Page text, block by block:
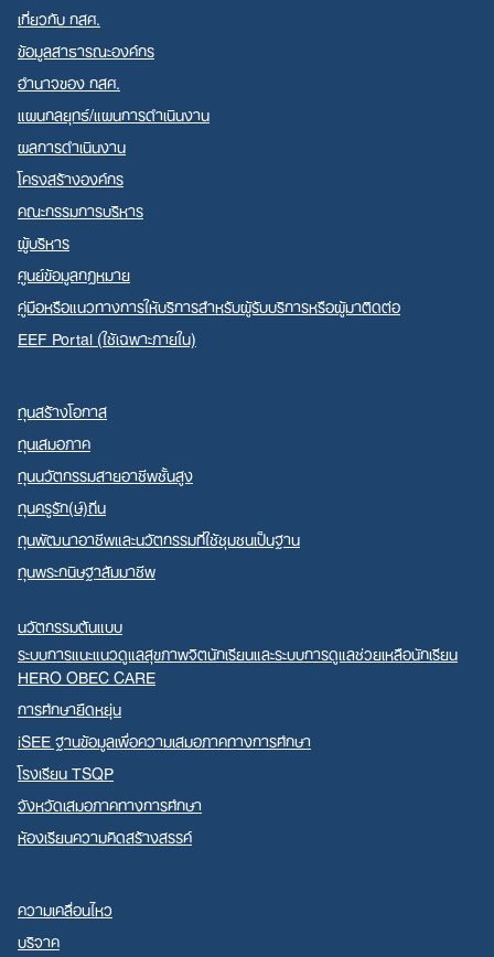
Search
for:
เกี่ยวกับ กสศ.
ข้อมูลสาธารณะองค์กร
อำนาจของ กสศ.
แผนกลยุทธ์/แผนการดำเนินงาน
ผลการดำเนินงาน
โครงสร้างองค์กร
คณะกรรมการบริหาร
ผู้บริหาร
ศูนย์ข้อมูลกฎหมาย
คู่มือหรือแนวทางการให้บริการสำหรับผู้รับบริการหรือผู้มาติดต่อ
EEF Portal (ใช้เฉพาะภายใน)
ทุนสร้างโอกาส
ทุนเสมอภาค
ทุนนวัตกรรมสายอาชีพชั้นสูง
ทุนครูรัก(ษ์)ถิ่น
ทุนพัฒนาอาชีพและนวัตกรรมที่ใช้ชุมชนเป็นฐาน
ทุนพระกนิษฐาสัมมาชีพ
นวัตกรรมต้นแบบ
ระบบการแนะแนวดูแลสุขภาพจิตนักเรียนและระบบการดูแลช่วยเหลือนักเรียน
HERO OBEC CARE
การศึกษายืดหยุ่น
iSEE ฐานข้อมูลเพื่อความเสมอภาคทางการศึกษา
โรงเรียน TSQP
จังหวัดเสมอภาคทางการศึกษา
ห้องเรียนความคิดสร้างสรรค์
ความเคลื่อนไหว
บริจาค